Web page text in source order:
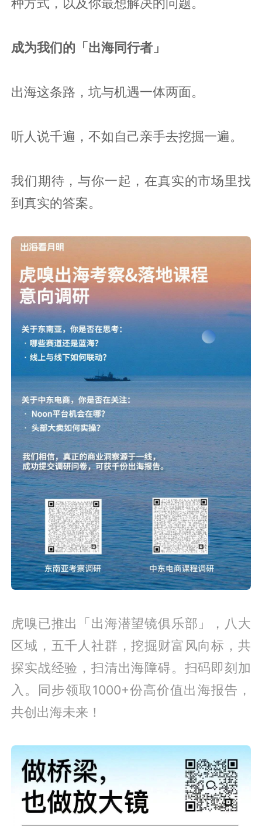
成为我们的「出海同行者」
出海这条路，坑与机遇一体两面。
听人说千遍，不如自己亲手去挖掘一遍。
我们期待，与你一起，在真实的市场里找
到真实的答案。
虎嗅已推出「出海潜望镜俱乐部」，八大
区域，五千人社群，挖掘财富风向标，共
探实战经验，扫清出海障碍。扫码即刻加
入。同步领取1000+份高价值出海报告，
共创出海未来！